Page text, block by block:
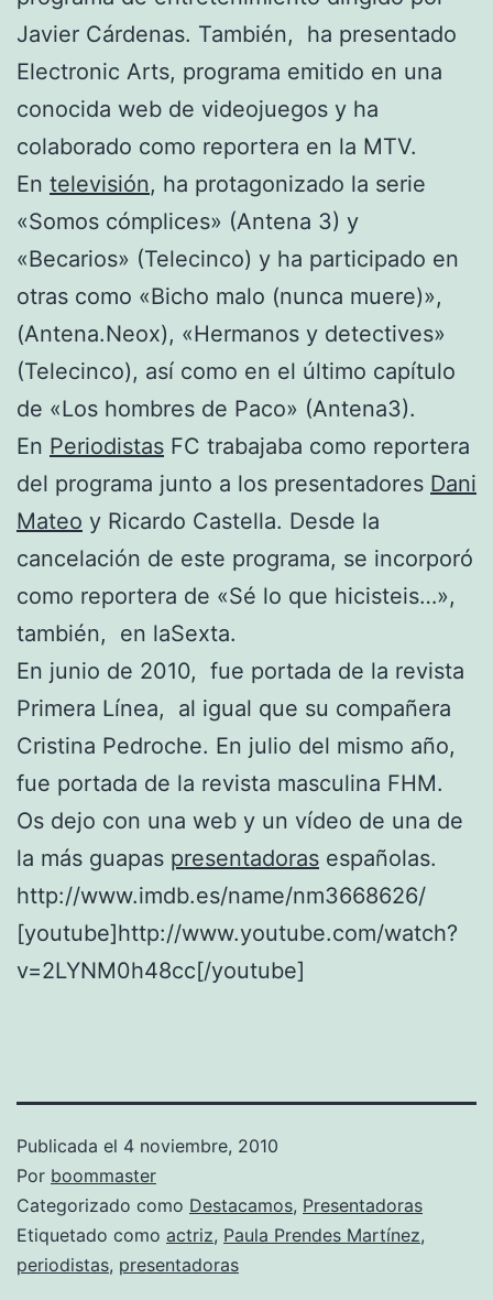
Javier Cárdenas. También, ha presentado
Electronic Arts, programa emitido en una
conocida web de videojuegos y ha
colaborado como reportera en la MTV.
En televisión, ha protagonizado la serie
«Somos cómplices» (Antena 3) y
«Becarios» (Telecinco) y ha participado en
otras como «Bicho malo (nunca muere)»,
(Antena.Neox), «Hermanos y detectives»
(Telecinco), así como en el último capítulo
de «Los hombres de Paco» (Antena3).
En Periodistas FC trabajaba como reportera
del programa junto a los presentadores Dani
Mateo y Ricardo Castella. Desde la
cancelación de este programa, se incorporó
como reportera de «Sé lo que hicisteis…»,
también, en laSexta.
En junio de 2010, fue portada de la revista
Primera Línea, al igual que su compañera
Cristina Pedroche. En julio del mismo año,
fue portada de la revista masculina FHM.
Os dejo con una web y un vídeo de una de
la más guapas presentadoras españolas.
http://www.imdb.es/name/nm3668626/
[youtube]http://www.youtube.com/watch?
v=2LYNM0h48cc[/youtube]
Publicada el 4 noviembre, 2010
Por boommaster
Categorizado como Destacamos, Presentadoras
Etiquetado como actriz, Paula Prendes Martínez,
periodistas, presentadoras